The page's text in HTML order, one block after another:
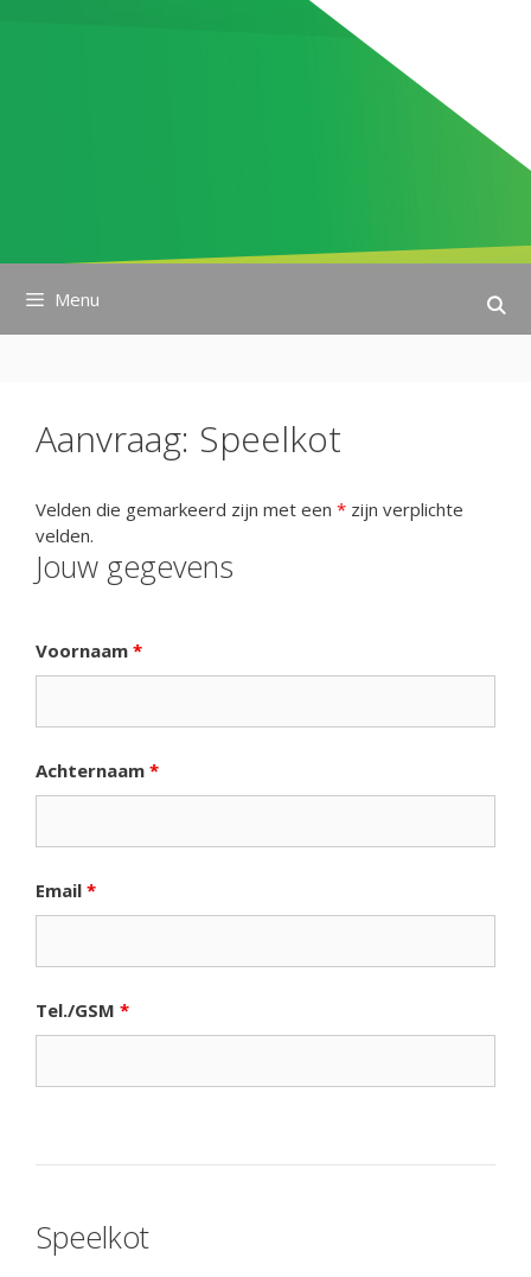
Menu
Aanvraag: Speelkot
Velden die gemarkeerd zijn met een * zijn verplichte
velden.
Jouw gegevens
Voornaam *
Achternaam *
Email *
Tel./GSM *
Speelkot